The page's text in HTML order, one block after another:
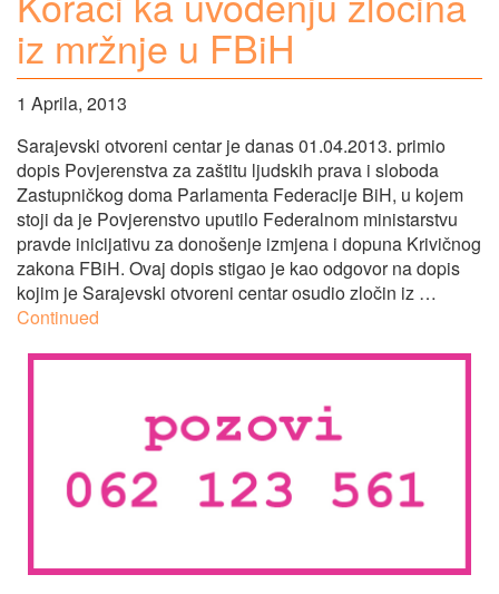
iz mržnje u FBiH
1 Aprila, 2013
Sarajevski otvoreni centar je danas 01.04.2013. primio
dopis Povjerenstva za zaštitu ljudskih prava i sloboda
Zastupničkog doma Parlamenta Federacije BiH, u kojem
stoji da je Povjerenstvo uputilo Federalnom ministarstvu
pravde inicijativu za donošenje izmjena i dopuna Krivičnog
zakona FBiH. Ovaj dopis stigao je kao odgovor na dopis
kojim je Sarajevski otvoreni centar osudio zločin iz …
Continued